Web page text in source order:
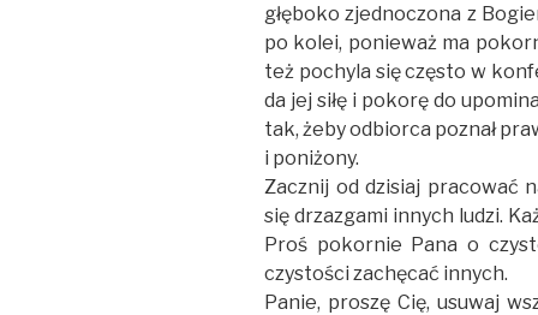
głęboko zjednoczona z
po kolei, ponieważ ma
też pochyla się często w
da jej siłę i pokorę do
tak, żeby odbiorca poznał
i poniżony.
Zacznij od dzisiaj pracować
się drzazgami innych ludzi.
Proś pokornie Pana o
czystości zachęcać innych.
Panie, proszę Cię, usuwaj